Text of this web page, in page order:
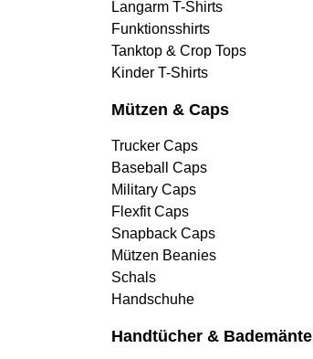
Langarm T-Shirts
Funktionsshirts
Tanktop & Crop Tops
Kinder T-Shirts
Mützen & Caps
Trucker Caps
Baseball Caps
Military Caps
Flexfit Caps
Snapback Caps
Mützen Beanies
Schals
Handschuhe
Handtücher & Bademäntel